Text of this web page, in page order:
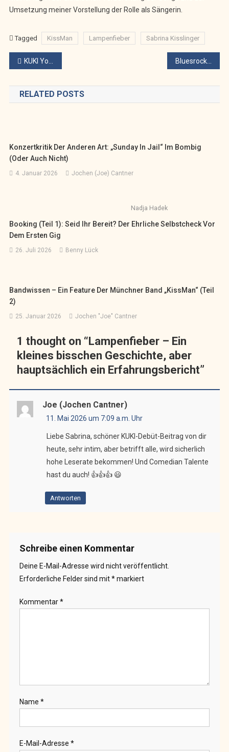
Umsetzung meiner Vorstellung der Rolle als Sängerin.
Tagged KissMan Lampenfieber Sabrina Kisslinger
Beitragsnavigation
KUKI YourStage am 13.5. mit Get Zeppelin und Evil Mama Bluesrock-Doppelpack im Bombig mit Evil Mama & Get Zeppelin
RELATED POSTS
Konzertkritik Der Anderen Art: „Sunday In Jail“ Im Bombig
(oder Auch Nicht)
4. Januar 2026 Jochen (Joe) Cantner
Nadja Hadek
Booking (Teil 1): Seid Ihr Bereit? Der Ehrliche Selbstcheck Vor
Dem Ersten Gig
26. Juli 2026 Benny Lück
Bandwissen – Ein Feature Der Münchner Band „KissMan“ (Teil
2)
25. Januar 2026 Jochen "Joe" Cantner
1 thought on “ Lampenfieber – Ein
kleines bisschen Geschichte, aber
hauptsächlich ein Erfahrungsbericht”
Joe (Jochen Cantner)
11. Mai 2026 um 7:09 a.m. Uhr
Liebe Sabrina, schöner KUKI-Debüt-Beitrag von dir
heute, sehr intim, aber betrifft alle, wird sicherlich
hohe Leserate bekommen! Und Comedian Talente
hast du auch! 👍👍👍 😃
Antworten
Schreibe einen Kommentar
Deine E-Mail-Adresse wird nicht veröffentlicht.
Erforderliche Felder sind mit*markiert
Kommentar*
Name *
E-Mail-Adresse *